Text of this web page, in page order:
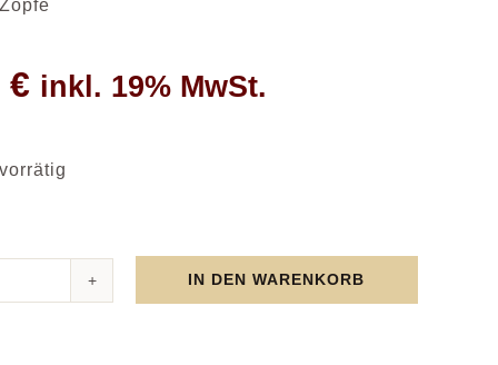
€ inkl. 19% MwSt.
IN DEN WARENKORB